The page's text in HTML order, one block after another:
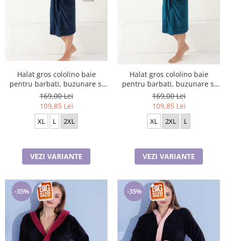
Halat gros cololino baie
pentru barbati, buzunare si
cordon in talie, bleomarin
169,00 Lei
109,85 Lei
XL L 2XL
VEZI VARIANTE
Halat gros cololino baie
pentru barbati, buzunare si
cordon in talie, VERDE PETROL
169,00 Lei
109,85 Lei
XL 2XL L
VEZI VARIANTE
-35% -35%